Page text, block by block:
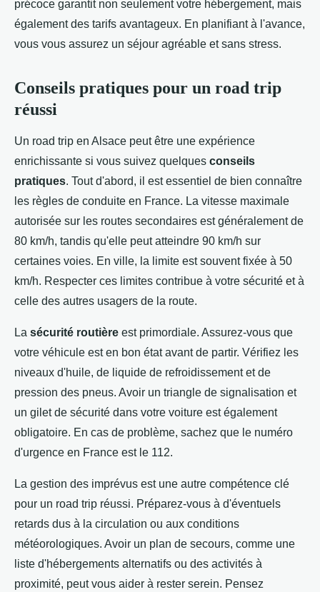
précoce garantit non seulement votre hébergement, mais
également des tarifs avantageux. En planifiant à l'avance,
vous vous assurez un séjour agréable et sans stress.
Conseils pratiques pour un road trip
réussi
Un road trip en Alsace peut être une expérience
enrichissante si vous suivez quelques conseils
pratiques. Tout d'abord, il est essentiel de bien connaître
les règles de conduite en France. La vitesse maximale
autorisée sur les routes secondaires est généralement de
80 km/h, tandis qu'elle peut atteindre 90 km/h sur
certaines voies. En ville, la limite est souvent fixée à 50
km/h. Respecter ces limites contribue à votre sécurité et à
celle des autres usagers de la route.
La sécurité routière est primordiale. Assurez-vous que
votre véhicule est en bon état avant de partir. Vérifiez les
niveaux d'huile, de liquide de refroidissement et de
pression des pneus. Avoir un triangle de signalisation et
un gilet de sécurité dans votre voiture est également
obligatoire. En cas de problème, sachez que le numéro
d'urgence en France est le 112.
La gestion des imprévus est une autre compétence clé
pour un road trip réussi. Préparez-vous à d'éventuels
retards dus à la circulation ou aux conditions
météorologiques. Avoir un plan de secours, comme une
liste d'hébergements alternatifs ou des activités à
proximité, peut vous aider à rester serein. Pensez